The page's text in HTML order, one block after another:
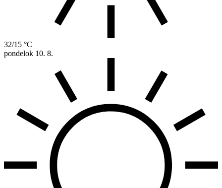
32/15 °C
pondelok 10. 8.